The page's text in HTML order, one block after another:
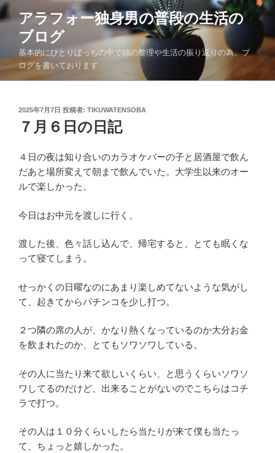
コ
ン
へ
アラフォー独身男の普段の生活の
ブログ
基本的にひとりぼっちの中で頭の整理や生活の振り返りの為、ブ
ログを書いております
投
稿
日:
2025年7月7日 投稿者: TIKUWATENSOBA
７月６日の日記
４日の夜は知り合いのカラオケバーの子と居酒屋で飲ん
だあと場所変えて朝まで飲んでいた。大学生以来のオー
ルで楽しかった。
今日はお中元を渡しに行く。
渡した後、色々話し込んで、帰宅すると、とても眠くな
って寝てしまう。
せっかくの日曜なのにあまり楽しめてないような気がし
て、起きてからパチンコを少し打つ。
２つ隣の席の人が、かなり熱くなっているのか大分お金
を飲まれたのか、とてもソワソワしている。
その人に当たり来て欲しいくらい、と思うくらいソワソ
ワしてるのだけど、出来ることがないのでこちらはコチ
ラで打つ。
その人は１０分くらいしたら当たりが来て僕も当たっ
て、ちょっと嬉しかった。